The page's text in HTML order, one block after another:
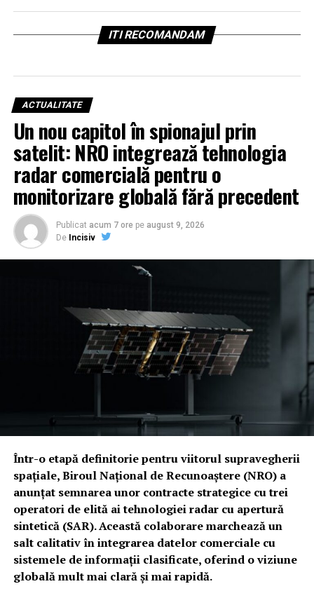
ITI RECOMANDAM
ACTUALITATE
Un nou capitol în spionajul prin
satelit: NRO integrează tehnologia
radar comercială pentru o
monitorizare globală fără precedent
Publicat acum 7 ore pe august 9, 2026
De Incisiv
Într-o etapă definitorie pentru viitorul supravegherii
spațiale, Biroul Național de Recunoaștere (NRO) a
anunțat semnarea unor contracte strategice cu trei
operatori de elită ai tehnologiei radar cu apertură
sintetică (SAR). Această colaborare marchează un
salt calitativ în integrarea datelor comerciale cu
sistemele de informații clasificate, oferind o viziune
globală mult mai clară și mai rapidă.